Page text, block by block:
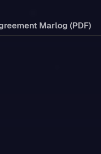
Marlog (PDF)